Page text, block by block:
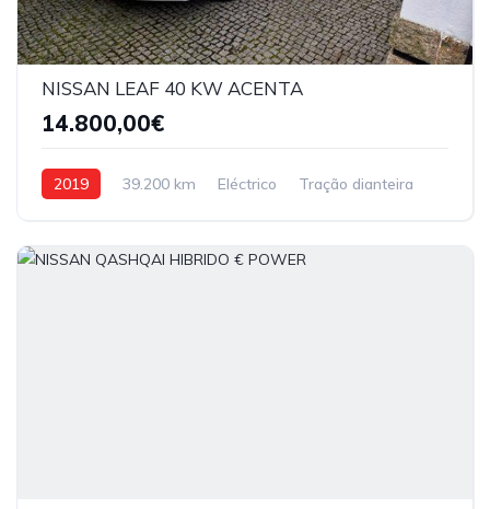
NISSAN LEAF 40 KW ACENTA
14.800,00€
2019 39.200 km Eléctrico Tração dianteira